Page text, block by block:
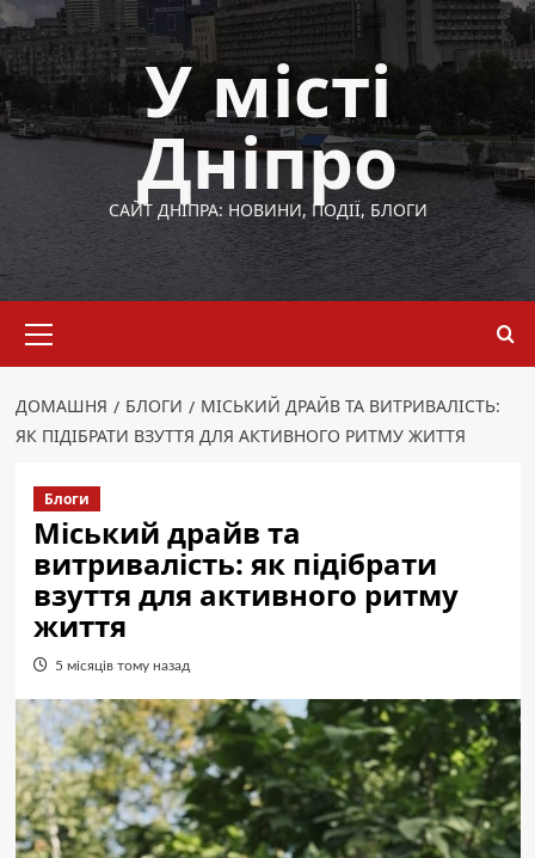
Перейти
до
вмісту
У місті
Дніпро
САЙТ ДНІПРА: НОВИНИ, ПОДІЇ, БЛОГИ
меню
ДОМАШНЯ БЛОГИ
МІСЬКИЙ ДРАЙВ ТА ВИТРИВАЛІСТЬ:
ЯК ПІДІБРАТИ ВЗУТТЯ ДЛЯ АКТИВНОГО РИТМУ ЖИТТЯ
Блоги
Міський драйв та
витривалість: як підібрати
взуття для активного ритму
життя
5 місяців тому назад